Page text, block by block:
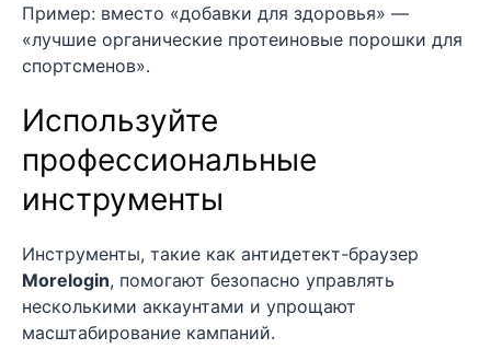
Пример: вместо «добавки для здоровья» —
«лучшие органические протеиновые порошки для
спортсменов».
Используйте
профессиональные
инструменты
Инструменты, такие как антидетект-браузер
Morelogin, помогают безопасно управлять
несколькими аккаунтами и упрощают
масштабирование кампаний.